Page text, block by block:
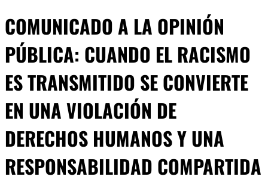
COMUNICADO A LA OPINIÓN
PÚBLICA: CUANDO EL RACISMO
ES TRANSMITIDO SE CONVIERTE
EN UNA VIOLACIÓN DE
DERECHOS HUMANOS Y UNA
RESPONSABILIDAD COMPARTIDA